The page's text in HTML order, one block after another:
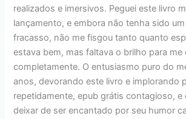
realizados e imersivos. Peguei este livro
lançamento, e embora não tenha sido
fracasso, não me fisgou tanto quanto
estava bem, mas faltava o brilho para me
completamente. O entusiasmo puro do
anos, devorando este livro e implorando
repetidamente, epub grátis contagioso, e
deixar de ser encantado por seu humor